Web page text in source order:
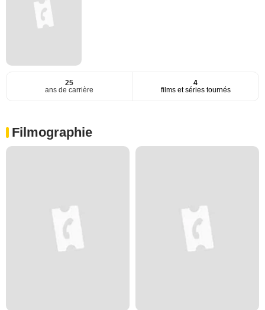
25
ans de carrière
4
films et séries tournés
Filmographie